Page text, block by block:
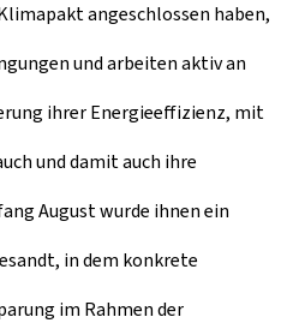
angeschlossen haben,
und arbeiten aktiv an
ihrer Energieeffizienz, mit
und damit auch ihre
August wurde ihnen ein
in dem konkrete
im Rahmen der